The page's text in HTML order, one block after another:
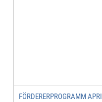
FÖRDERERPROGRAMM